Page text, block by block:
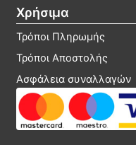
Χρήσιμα
Τρόποι Πληρωμής
Τρόποι Αποστολής
Ασφάλεια συναλλαγών